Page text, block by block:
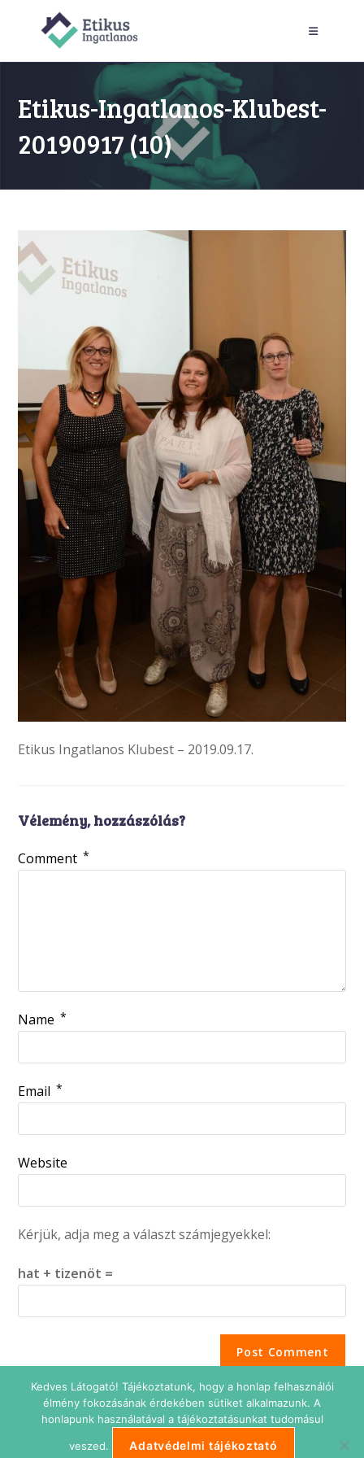
Etikus-Ingatlanos-Klubest-
20190917 (10)
Etikus Ingatlanos Klubest – 2019.09.17.
Vélemény, hozzászólás?
Comment *
Name *
Email *
Website
Kérjük, adja meg a választ számjegyekkel:
hat + tizenöt =
Kedves Látogató! Tájékoztatunk, hogy a honlap felhasználói
élmény fokozásának érdekében sütiket alkalmazunk. A
honlapunk használatával a tájékoztatásunkat tudomásul
veszed. Adatvédelmi tájékoztató